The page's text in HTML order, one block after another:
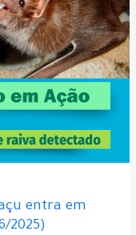
entra em
2025)